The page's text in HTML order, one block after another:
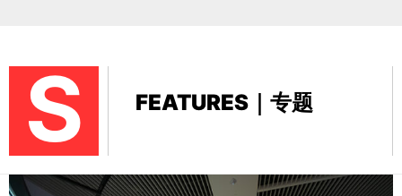
S FEATURES｜专题